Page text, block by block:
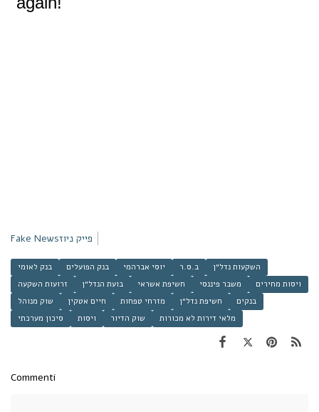
Fake Newsפייק ניוז
בנק לאומי בנק הפועלים יוסי אברהמי ב.ס.ר
השקעות נדל״ן
זרועות השקעה
בועת הנדל״ן חשיפת אשראי משבר פיננסי
ויסות מחירים
שוק מנוהל
חיים אטקין מזרחי טפחות חשיפת נדל״ן
בנקים
סיכון מערכתי
ויסות שוק הדיור מלאי דירות לא מכורות
Commenti